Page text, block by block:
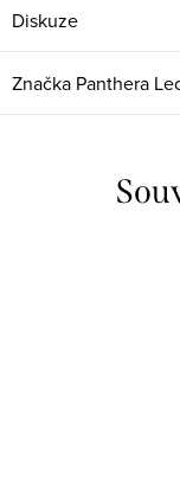
Diskuze
Značka Panthera